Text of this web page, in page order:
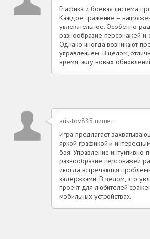
Графика и боевая система
Каждое сражение –
увлекательное. Особенно
разнообразие персонажей и
Однако иногда возникают
управлением. В целом,
время, жду новых
aris-tov885 пишет:
Игра предлагает
яркой графикой и
боя. Управление интуитивно
разнообразие персонажей
иногда встречаются
задержками. В целом, это
проект для любителей
мобильных устройствах.